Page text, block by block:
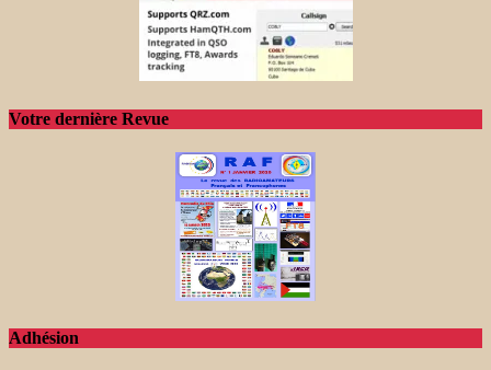
Votre dernière Revue
Adhésion